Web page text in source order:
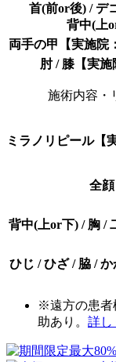
首(前or後) / デ
背中(上
両手の甲 【実施院
肘 / 膝【実施
施術内容・
ミラノリピール【
全顔
背中(上or下) / 胸 /
ひじ / ひざ / 脇 /
※遠方の患者
助あり。 詳し